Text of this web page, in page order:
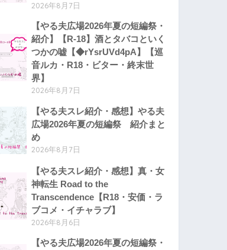
2026年8月7日
【やる夫広場2026年夏の短編祭・
紹介】【R-18】酒とタバコといく
つかの嘘【◆rYsrUVd4pA】【巡
音ルカ・R18・ビター・終末世
界】
2026年8月7日
【やる夫スレ紹介・感想】やる夫
広場2026年夏の短編祭 紹介まと
め
2026年8月7日
【やる夫スレ紹介・感想】真・女
神転生 Road to the
Transcendence【R18・安価・ラ
ブコメ・イチャラブ】
2026年8月6日
【やる夫広場2026年夏の短編祭・